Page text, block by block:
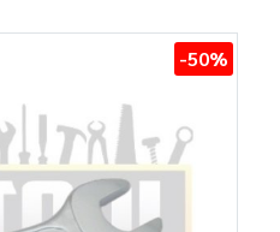
-50%